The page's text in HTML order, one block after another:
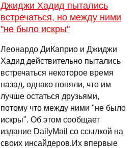
Джиджи Хадид пытались
встречаться, но между ними
"не было искры"
Леонардо ДиКаприо и Джиджи
Хадид действительно пытались
встречаться некоторое время
назад, однако поняли, что им
лучше остаться друзьями,
потому что между ними "не было
искры". Об этом сообщает
издание DailyMail со ссылкой на
своих инсайдеров.Их впервые